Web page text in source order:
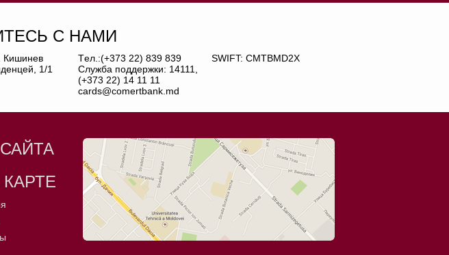
С НАМИ
Кишинев
1/1
Tел.:(+373 22) 839 839
Служба поддержки: 14111,
(+373 22) 14 11 11
cards@comertbank.md
SWIFT: CMTBMD2X